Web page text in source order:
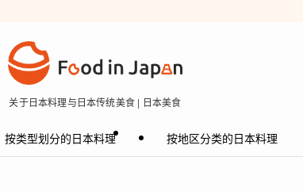
关于日本料理与日本传统美食 | 日本美食
按类型划分的日本料理 按地区分类的日本料理